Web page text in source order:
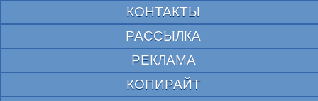
КОНТАКТЫ
РАССЫЛКА
РЕКЛАМА
КОПИРАЙТ